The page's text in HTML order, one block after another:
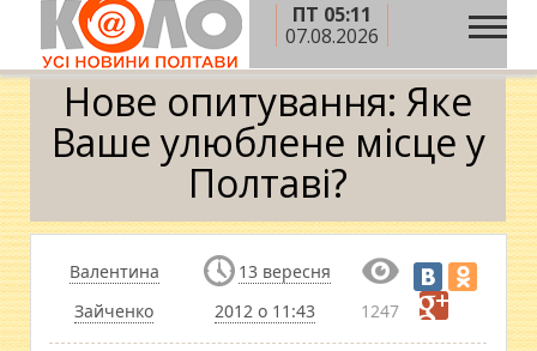
ПТ 05:11
07.08.2026
Головна » Новини »
Нове опитування: Яке Ваше
улюблене місце у Полтаві?
Нове опитування: Яке
Ваше улюблене місце у
Полтаві?
Валентина
Зайченко
13 вересня
2012 о 11:43
1247